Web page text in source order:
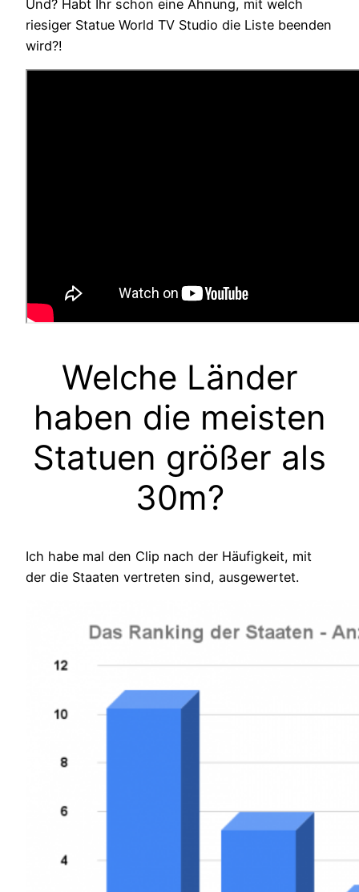
Und? Habt Ihr schon eine Ahnung, mit welch
riesiger Statue World TV Studio die Liste beenden
wird?!
Welche Länder
haben die meisten
Statuen größer als
30m?
Ich habe mal den Clip nach der Häufigkeit, mit
der die Staaten vertreten sind, ausgewertet.